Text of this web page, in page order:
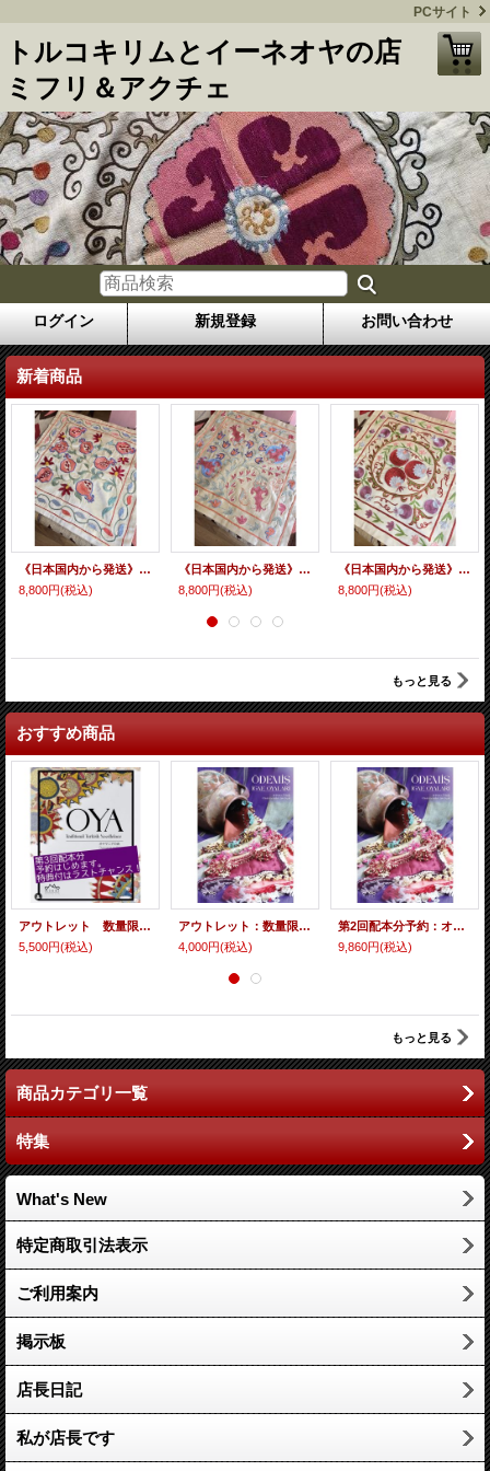
PCサイト
トルコキリムとイーネオヤの店
ミフリ＆アクチェ
ログイン 新規登録 お問い合わせ
新着商品
《日本国内から発送》吃驚価格 シルク製 ウズベキスタンのスザーニクッションカバー 手刺繍 48×48cm
8,800円(税込)
《日本国内から発送》吃驚価格 シルク製 ウズベキスタンのスザーニクッションカバー 手刺繍 48×48cm
8,800円(税込)
《日本国内から発送》吃驚価格 シルク製 ウズベキスタンのスザーニクッションカバー 手刺繍 48×48cm
8,800円(税込)
もっと見る
おすすめ商品
アウトレット 数量限定 日本から発送：OYA Traditional Turkish Needlelace（即納品 国際＋国内送料込み）
5,500円(税込)
アウトレット：数量限定ダメージ本 オデミシュのイーネオヤ 208種のモチーフと作り方14種（国際＋国内送料込み・即発送）
4,000円(税込)
第2回配本分予約：オデミシュのイーネオヤ 208種のモチーフと作り方14種（国際＋国内送料込み・即発送）
9,860円(税込)
もっと見る
商品カテゴリ一覧
特集
What's New
特定商取引法表示
ご利用案内
掲示板
店長日記
私が店長です